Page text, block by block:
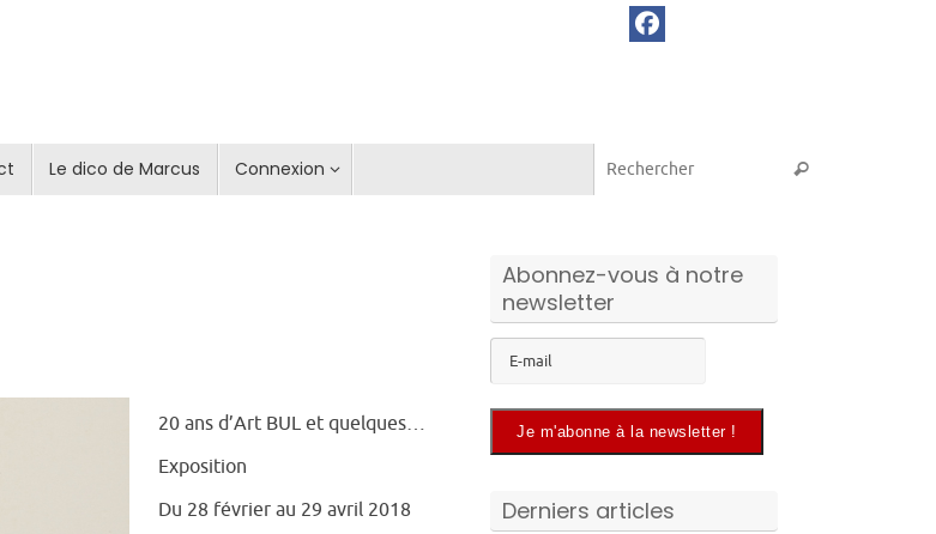
Le dico de Marcus Connexion Rechercher
20 ans d’Art BUL et quelques…
Exposition
Du 28 février au 29 avril 2018
Abonnez-vous à notre
newsletter
Derniers articles